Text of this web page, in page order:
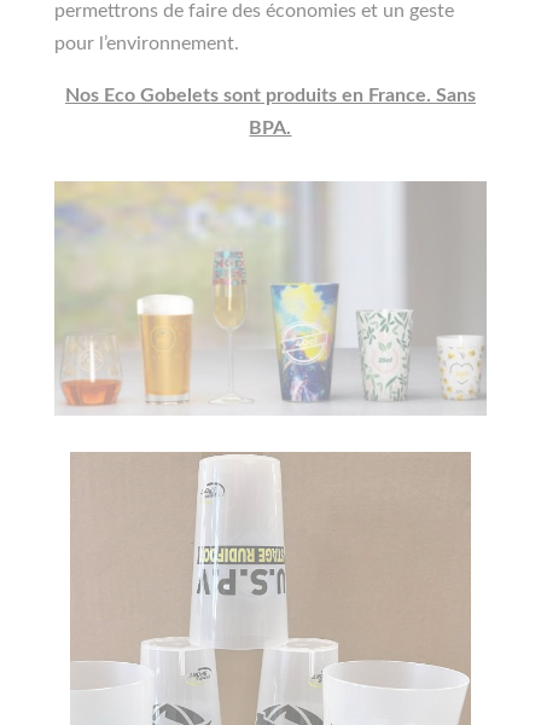
permettrons de faire des économies et un geste
pour l’environnement.
Nos Eco Gobelets sont produits en France. Sans
BPA.